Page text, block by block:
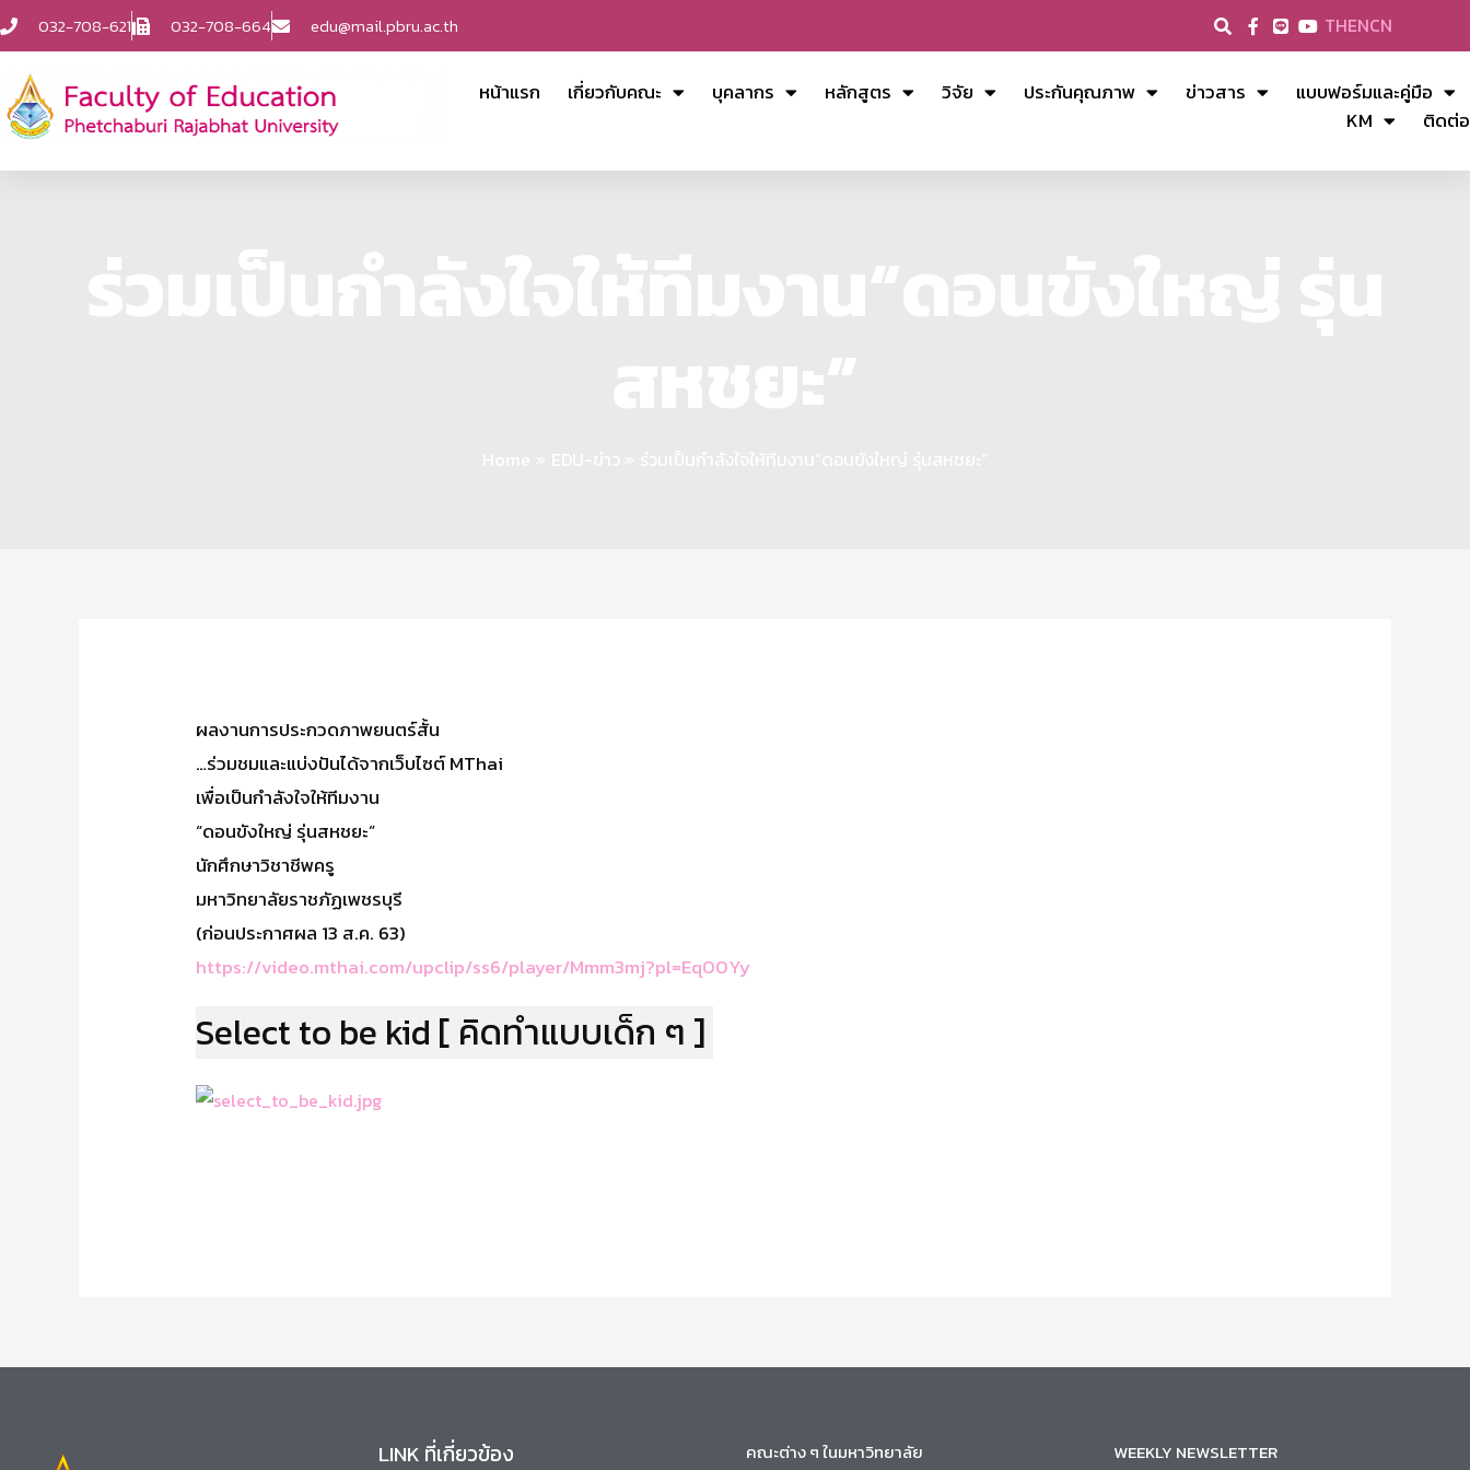
032-708-621 032-708-664 edu@mail.pbru.ac.th THENCN
หน้าแรก เกี่ยวกับคณะ บุคลากร หลักสูตร วิจัย ประกันคุณภาพ ข่าวสาร
แบบฟอร์มและคู่มือ
KM
ติดต่อ
ผลงานการประกวดภาพยนตร์สั้น
…ร่วมชมและแบ่งปันได้จากเว็บไซต์ MThai
เพื่อเป็นกำลังใจให้ทีมงาน
“ดอนขังใหญ่ รุ่นสหชยะ”
นักศึกษาวิชาชีพครู
มหาวิทยาลัยราชภัฏเพชรบุรี
(ก่อนประกาศผล 13 ส.ค. 63)
https://video.mthai.com/upclip/ss6/player/Mmm3mj?pl=Eq00Yy
Select to be kid [ คิดทำแบบเด็ก ๆ ]
LINK ที่เกี่ยวข้อง คณะต่าง ๆ ในมหาวิทยาลัย WEEKLY NEWSLETTER